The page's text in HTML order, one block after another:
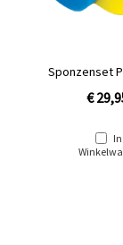
Sponzenset
€
In